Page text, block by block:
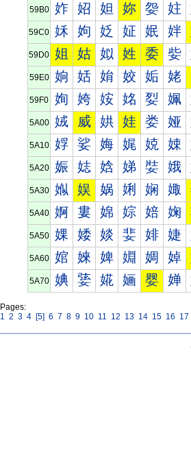
59B0 妰 妱 妲 妳 妴 妵
59C0 姀 姁 姂 姃 姄 姅
59D0 姐 姑 姒 姓 委 姕
59E0 姠 姡 姢 姣 姤 姥
59F0 姰 姱 姲 姳 姴 姵
5A00 娀 威 娂 娃 娄 娅
5A10 娐 娑 娒 娓 娔 娕
5A20 娠 娡 娢 娣 娤 娥
5A30 娰 娱 娲 娳 娴 娵
5A40 婀 婁 婂 婃 婄 婅
5A50 婐 婑 婒 婓 婔 婕
5A60 婠 婡 婢 婣 婤 婥
5A70 婰 婱 婲 婳 婴 婵
Pages:
1 2 3 4 [5] 6 7 8 9 10 11 12 13 14 15 16 17